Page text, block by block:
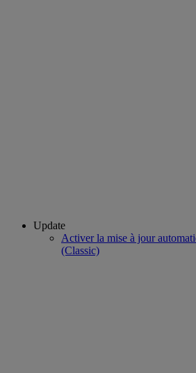
Update
Activer la mise à jour
(Classic)